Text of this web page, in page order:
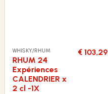
WHISKY/RHUM
RHUM 24
Expériences
CALENDRIER x
2 cl -1X
€ 103,29